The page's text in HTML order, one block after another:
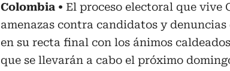
Colombia
El proceso electoral que vive
amenazas contra candidatos y
en su recta final con los ánimos
que se llevarán a cabo el próximo